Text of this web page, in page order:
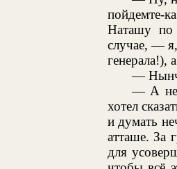
пойдемте-
Наташу по
случае, —
генерала!),
—
— А не
хотел
и думать
атташе. За
для